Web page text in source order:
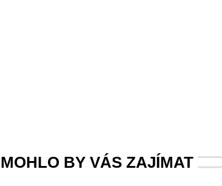
MOHLO BY VÁS ZAJÍMAT